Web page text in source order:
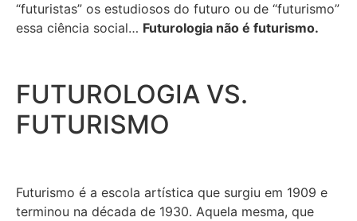
“futuristas” os estudiosos do futuro ou de “futurismo”
essa ciência social… Futurologia não é futurismo.
FUTUROLOGIA VS.
FUTURISMO
Futurismo é a escola artística que surgiu em 1909 e
terminou na década de 1930. Aquela mesma, que